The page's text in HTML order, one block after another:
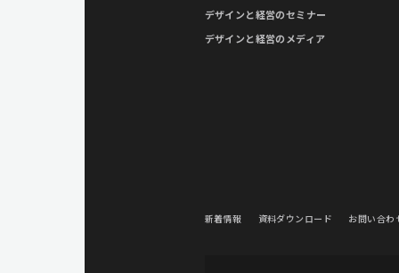
デザインと経営のセミナー
デザインと経営のメディア
新着情報 資料ダウンロード お問い合わ